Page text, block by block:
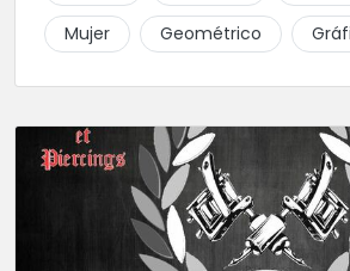
Mujer
Geométrico